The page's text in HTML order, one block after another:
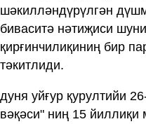
шәкилләндүрүлгән
биваситә нәтиҗиси
қирғинчилиқиниң бир
тәкитлиди.
дуня уйғур қурултийи
вәқәси" ниң 15 йиллиқи